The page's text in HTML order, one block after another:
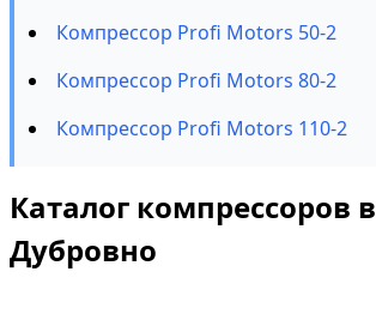
Компрессор Profi Motors 50-2
Компрессор Profi Motors 80-2
Компрессор Profi Motors 110-2
Каталог компрессоров в
Дубровно